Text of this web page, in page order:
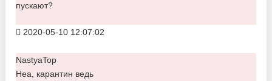
пускают?
2020-05-10 12:07:02
NastyaTop
Неа, карантин ведь